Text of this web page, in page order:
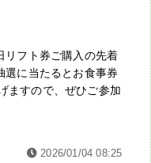
リフト券ご購入の先着
選に当たるとお食事券
ますので、ぜひご参加
2026/01/04 08:25